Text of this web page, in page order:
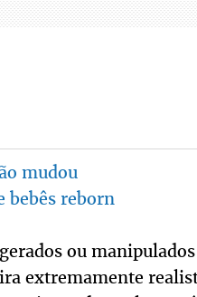
mudou
bebês reborn
ou
extremamente